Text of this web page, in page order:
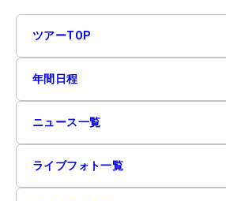
ツアーTOP
年間日程
ニュース一覧
ライブフォト一覧